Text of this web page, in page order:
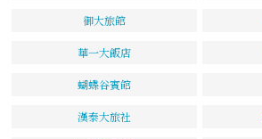
御大旅館
華一大飯店
蝴蝶谷賓館
漢泰大旅社